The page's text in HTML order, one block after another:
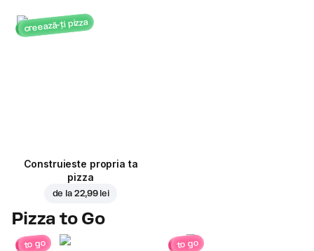
creează-ți pizza
Construieste propria ta
pizza
de la 22,99 lei
Pizza to Go
to go to go